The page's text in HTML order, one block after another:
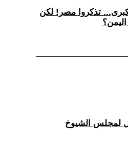
تذكروا مصر! لكن
لمجلس الشيوخ